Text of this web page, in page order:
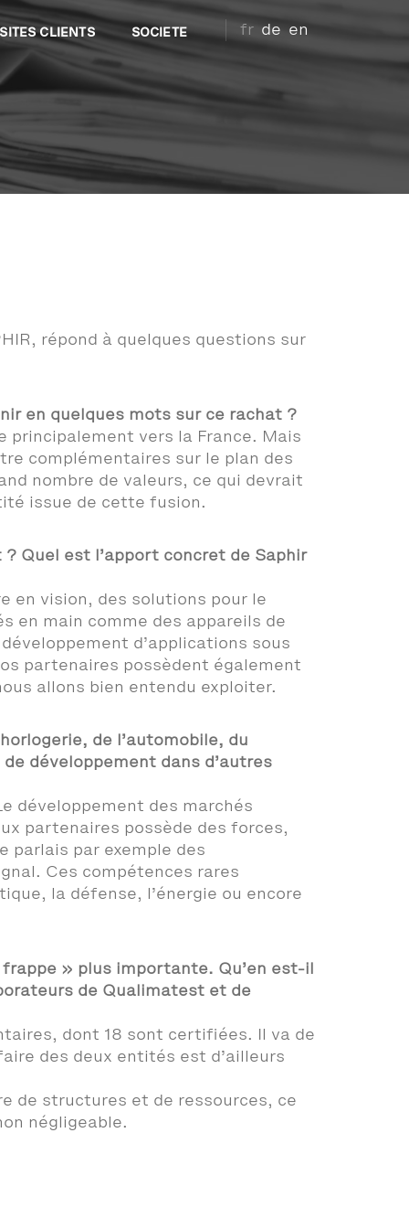
CLIENTS SOCIETE fr de en
répond à quelques questions sur
en quelques mots sur ce rachat ?
principalement vers la France. Mais
complémentaires sur le plan des
nombre de valeurs, ce qui devrait
issue de cette fusion.
Quel est l’apport concret de Saphir
en vision, des solutions pour le
en main comme des appareils de
d’applications sous
partenaires possèdent également
allons bien entendu exploiter.
de l’automobile, du
développement dans d’autres
développement des marchés
partenaires possède des forces,
parlais par exemple des
Ces compétences rares
la défense, l’énergie ou encore
» plus importante. Qu’en est-il
de Qualimatest et de
dont 18 sont certifiées. Il va de
des deux entités est d’ailleurs
de structures et de ressources, ce
négligeable.